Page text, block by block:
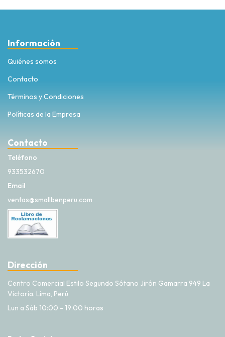
Información
Quiénes somos
Contacto
Términos y Condiciones
Políticas de la Empresa
Contacto
Teléfono
933532670
Email
ventas@smallbenperu.com
Dirección
Centro Comercial Estilo Segundo Sótano Jirón Gamarra 949 La
Victoria. Lima, Perú
Lun a Sáb 10:00 - 19:00 horas